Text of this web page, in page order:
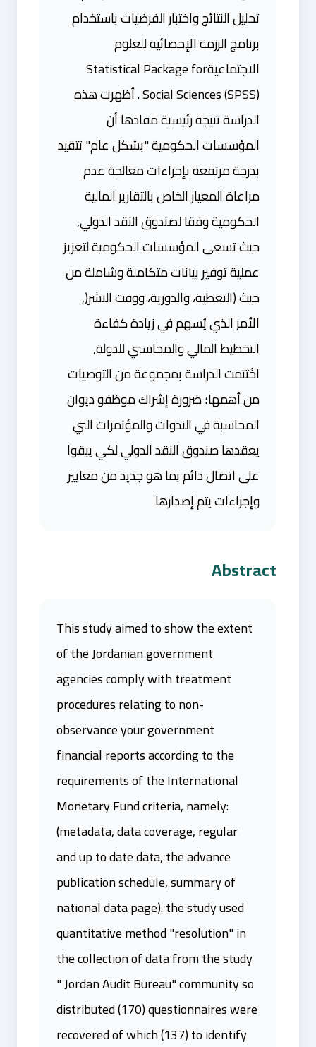
تحليل النتائج واختبار الفرضيات باستخدام
برنامج الرزمة الإحصائية للعلوم
الاجتماعيةStatistical Package for
Social Sciences (SPSS) . أظهرت هذه
الدراسة نتيجة رئيسية مفادها أن
المؤسسات الحكومية "بشكل عام" تتقيد
بدرجة مرتفعة بإجراءات معالجة عدم
مراعاة المعيار الخاص بالتقارير المالية
الحكومية وفقا لصندوق النقد الدولي,
حيث تسعى المؤسسات الحكومية لتعزيز
عملية توفير بيانات متكاملة وشاملة من
حيث (التغطية، والدورية، ووقت النشر(,
الأمر الذي يُسهم في زيادة كفاءة
التخطيط المالي والمحاسبي للدولة,
اخُتتمت الدراسة بمجموعة من التوصيات
من أهمها؛ ضرورة إشراك موظفو ديوان
المحاسبة في الندوات والمؤتمرات التي
يعقدها صندوق النقد الدولي لكي يبقوا
على اتصال دائم بما هو جديد من معايير
وإجراءات يتم إصدارها
Abstract
This study aimed to show the extent
of the Jordanian government
agencies comply with treatment
procedures relating to non-
observance your government
financial reports according to the
requirements of the International
Monetary Fund criteria, namely:
(metadata, data coverage, regular
and up to date data, the advance
publication schedule, summary of
national data page). the study used
quantitative method "resolution" in
the collection of data from the study
" Jordan Audit Bureau" community so
distributed (170) questionnaires were
recovered of which (137) to identify